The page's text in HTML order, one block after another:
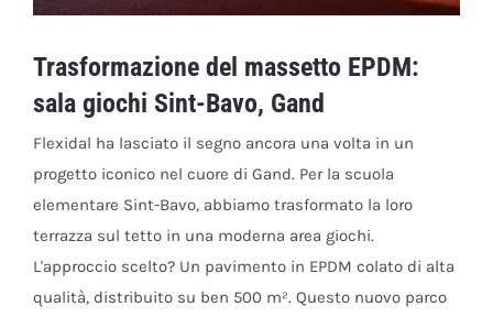
Trasformazione del massetto EPDM:
sala giochi Sint-Bavo, Gand
Flexidal ha lasciato il segno ancora una volta in un
progetto iconico nel cuore di Gand. Per la scuola
elementare Sint-Bavo, abbiamo trasformato la loro
terrazza sul tetto in una moderna area giochi.
L'approccio scelto? Un pavimento in EPDM colato di alta
qualità, distribuito su ben 500 m². Questo nuovo parco